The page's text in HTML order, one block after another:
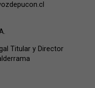
Titular y Director